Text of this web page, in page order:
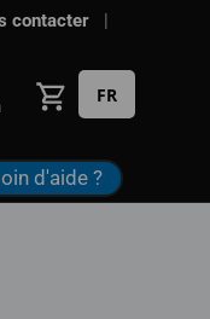
contacter
connecter
Panier
FR
d'aide ?